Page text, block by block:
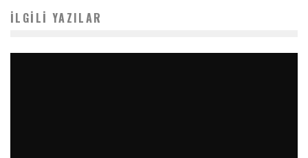
İLGILI YAZILAR